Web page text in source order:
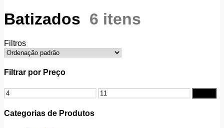
Batizados 6 itens
Filtros
Filtrar por Preço
Preço
mínimo
Preço
máximo
Categorias de Produtos